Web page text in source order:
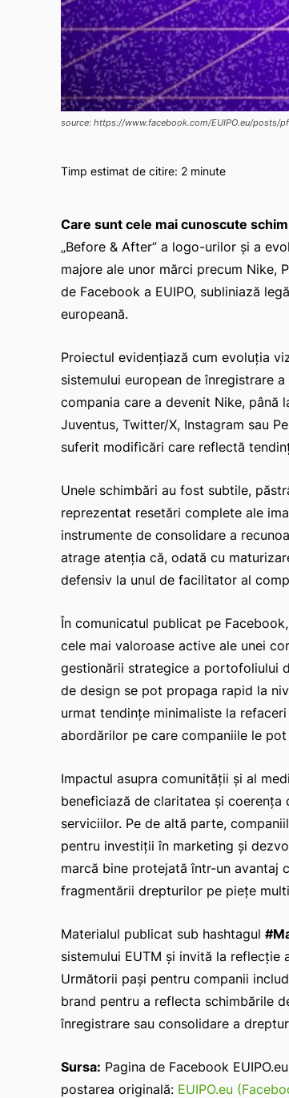
source: https://www.facebook.com/EUIPO.eu/posts/
Timp estimat de citire: 2 minute
Care sunt cele mai cunoscute
„Before & After” a logo-urilor și a
majore ale unor mărci precum Nike,
de Facebook a EUIPO, subliniază
europeană.
Proiectul evidenţiază cum evoluţia
sistemului european de înregistrare
compania care a devenit Nike, până
Juventus, Twitter/X, Instagram sau
suferit modificări care reflectă
Unele schimbări au fost subtile,
reprezentat resetări complete ale
instrumente de consolidare a
atrage atenţia că, odată cu
defensiv la unul de facilitator al
În comunicatul publicat pe
cele mai valoroase active ale unei
gestionării strategice a portofoliului
de design se pot propaga rapid la
urmat tendinţe minimaliste la
abordărilor pe care companiile le
Impactul asupra comunităţii şi al
beneficiază de claritatea şi
serviciilor. Pe de altă parte,
pentru investiţii în marketing şi
marcă bine protejată într-un avantaj
fragmentării drepturilor pe pieţe
Materialul publicat sub hashtagul
sistemului EUTM şi invită la reflecţie
Următorii paşi pentru companii
brand pentru a reflecta schimbările
înregistrare sau consolidare a
Sursa: Pagina de Facebook
postarea originală: EUIPO.eu